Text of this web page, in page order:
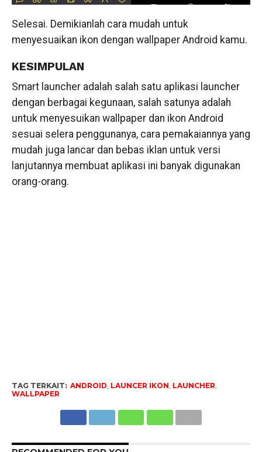
Selesai. Demikianlah cara mudah untuk
menyesuaikan ikon dengan wallpaper Android kamu.
KESIMPULAN
Smart launcher adalah salah satu aplikasi launcher
dengan berbagai kegunaan, salah satunya adalah
untuk menyesuikan wallpaper dan ikon Android
sesuai selera penggunanya, cara pemakaiannya yang
mudah juga lancar dan bebas iklan untuk versi
lanjutannya membuat aplikasi ini banyak digunakan
orang-orang.
TAG TERKAIT: ANDROID, LAUNCER IKON, LAUNCHER,
WALLPAPER